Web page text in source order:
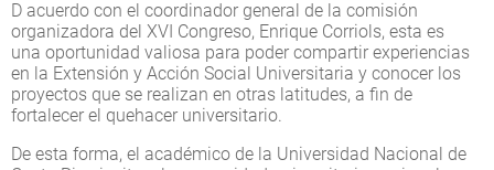
D acuerdo con el coordinador general de la comisión
organizadora del XVI Congreso, Enrique Corriols, esta es
una oportunidad valiosa para poder compartir experiencias
en la Extensión y Acción Social Universitaria y conocer los
proyectos que se realizan en otras latitudes, a fin de
fortalecer el quehacer universitario.
De esta forma, el académico de la Universidad Nacional de